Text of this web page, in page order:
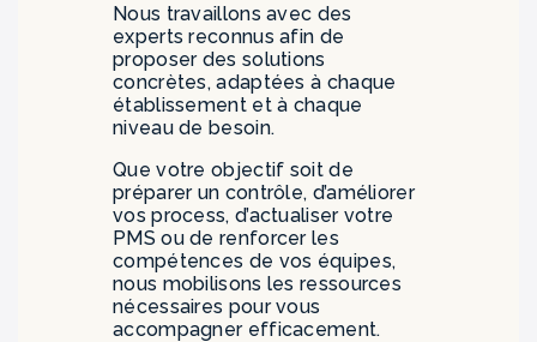
Nous travaillons avec des
experts reconnus afin de
proposer des solutions
concrètes, adaptées à chaque
établissement et à chaque
niveau de besoin.
Que votre objectif soit de
préparer un contrôle, d’améliorer
vos process, d’actualiser votre
PMS ou de renforcer les
compétences de vos équipes,
nous mobilisons les ressources
nécessaires pour vous
accompagner efficacement.